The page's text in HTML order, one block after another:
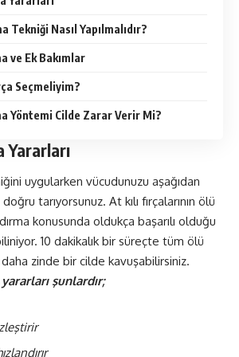
Tekniği Nasıl Yapılmalıdır?
ve Ek Bakımlar
Seçmeliyim?
Yöntemi Cilde Zarar Verir Mi?
Yararları
uygularken vücudunuzu aşağıdan
tarıyorsunuz. At kılı fırçalarının ölü
konusunda oldukça başarılı olduğu
10 dakikalık bir süreçte tüm ölü
zinde bir cilde kavuşabilirsiniz.
şunlardır;